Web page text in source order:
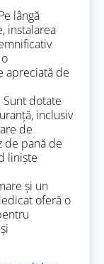
lângă
instalarea
apreciată de
Sunt dotate
inclusiv
de
de pană de
liniște
și un
oferă o